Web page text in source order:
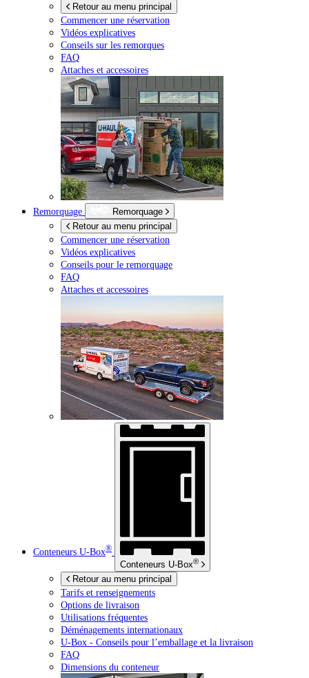
Retour au menu principal
Commencer une réservation
Vidéos explicatives
Conseils sur les remorques
FAQ
Attaches et accessoires
Remorquage
Remorquage
Retour au menu principal
Commencer une réservation
Vidéos explicatives
Conseils pour le remorquage
FAQ
Attaches et accessoires
Conteneurs U-Box®
Conteneurs U-Box®
Retour au menu principal
Tarifs et renseignements
Options de livraison
Utilisations fréquentes
Déménagements internationaux
U-Box - Conseils pour l’emballage et la livraison
FAQ
Dimensions du conteneur